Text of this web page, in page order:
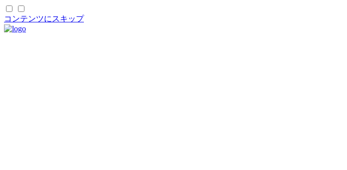
コンテンツにスキップ